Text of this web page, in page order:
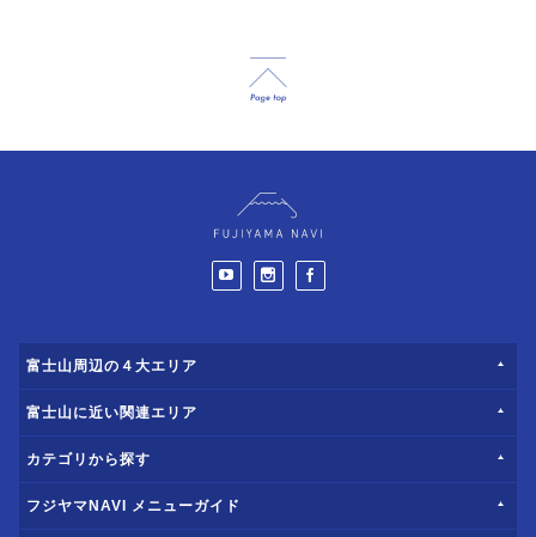
富士山周辺の４大エリア
富士山に近い関連エリア
カテゴリから探す
フジヤマNAVI メニューガイド